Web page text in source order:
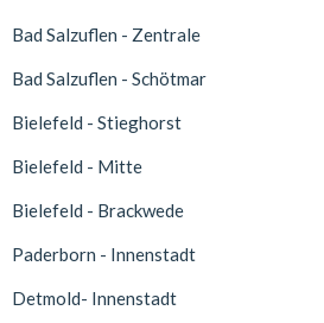
Bad Salzuflen - Zentrale
Bad Salzuflen - Schötmar
Bielefeld - Stieghorst
Bielefeld - Mitte
Bielefeld - Brackwede
Paderborn - Innenstadt
Detmold- Innenstadt